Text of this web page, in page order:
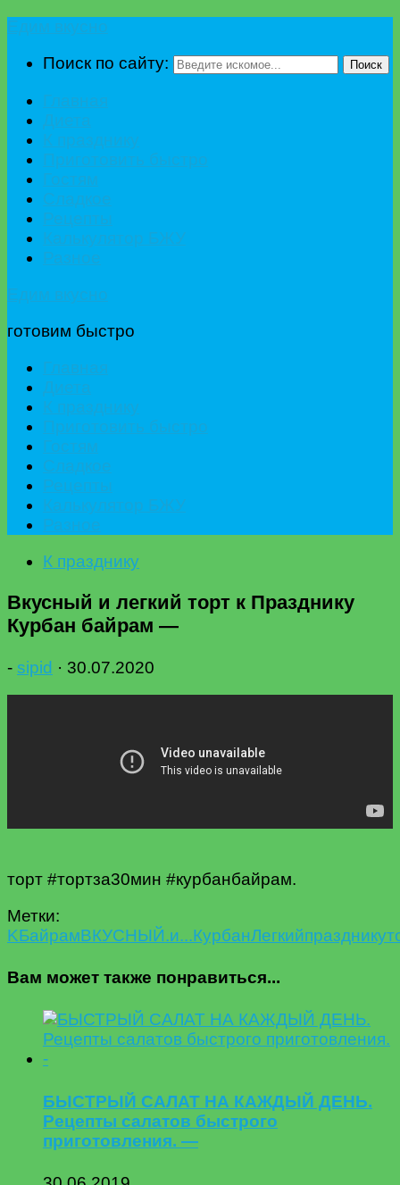
Поиск по сайту:
Поиск
готовим быстро
К празднику
Вкусный и легкий торт к Празднику
Курбан байрам —
- sipid · 30.07.2020
торт #тортза30мин #курбанбайрам.
Метки:
KБайрамВКУСНЫЙ.и...КурбанЛегкийпразднику
Вам может также понравиться...
БЫСТРЫЙ САЛАТ НА КАЖДЫЙ ДЕНЬ.
Рецепты салатов быстрого
приготовления. —